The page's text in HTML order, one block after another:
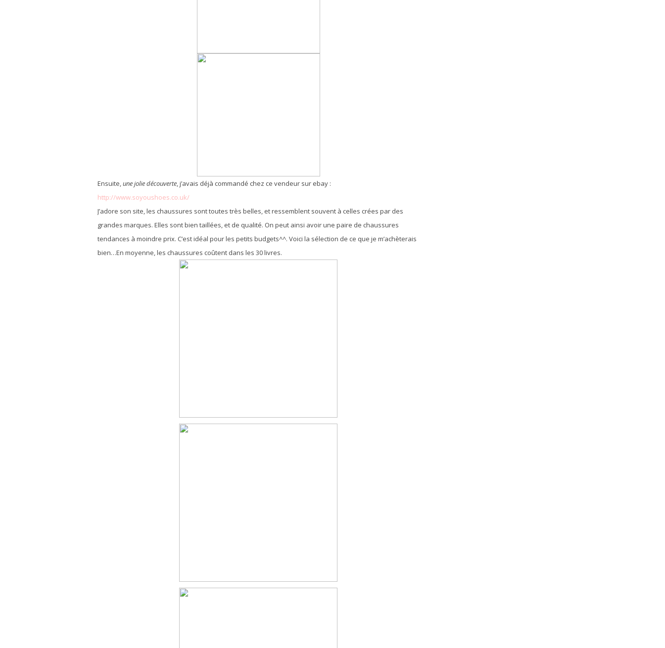
Ensuite,une jolie découverte, j’avais déjà commandé chez ce vendeur sur ebay :
http://www.soyoushoes.co.uk/
J’adore son site, les chaussures sont toutes très belles, et ressemblent souvent à celles crées par des
grandes marques. Elles sont bien taillées, et de qualité. On peut ainsi avoir une paire de chaussures
tendances à moindre prix. C’est idéal pour les petits budgets^^. Voici la sélection de ce que je m’achèterais
bien…En moyenne, les chaussures coûtent dans les 30 livres.